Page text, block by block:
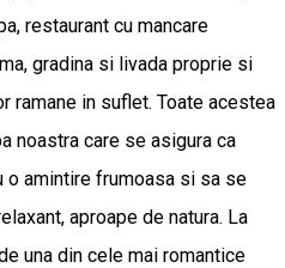
restaurant cu mancare
gradina si livada proprie si
ramane in suflet. Toate acestea
noastra care se asigura ca
o amintire frumoasa si sa se
aproape de natura. La
una din cele mai romantice